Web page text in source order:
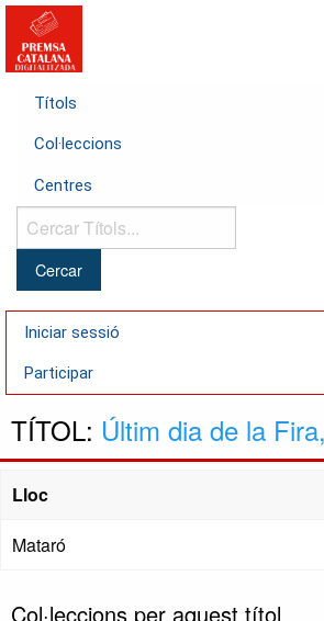
Títols
Col·leccions
Centres
Cercar
Títols...
Iniciar sessió
Participar
TÍTOL: Últim dia de la
Lloc
Mataró
Col·leccions per aquest títol